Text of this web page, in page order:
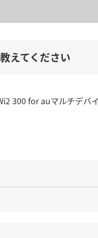
えてください
300 for auマルチデバ